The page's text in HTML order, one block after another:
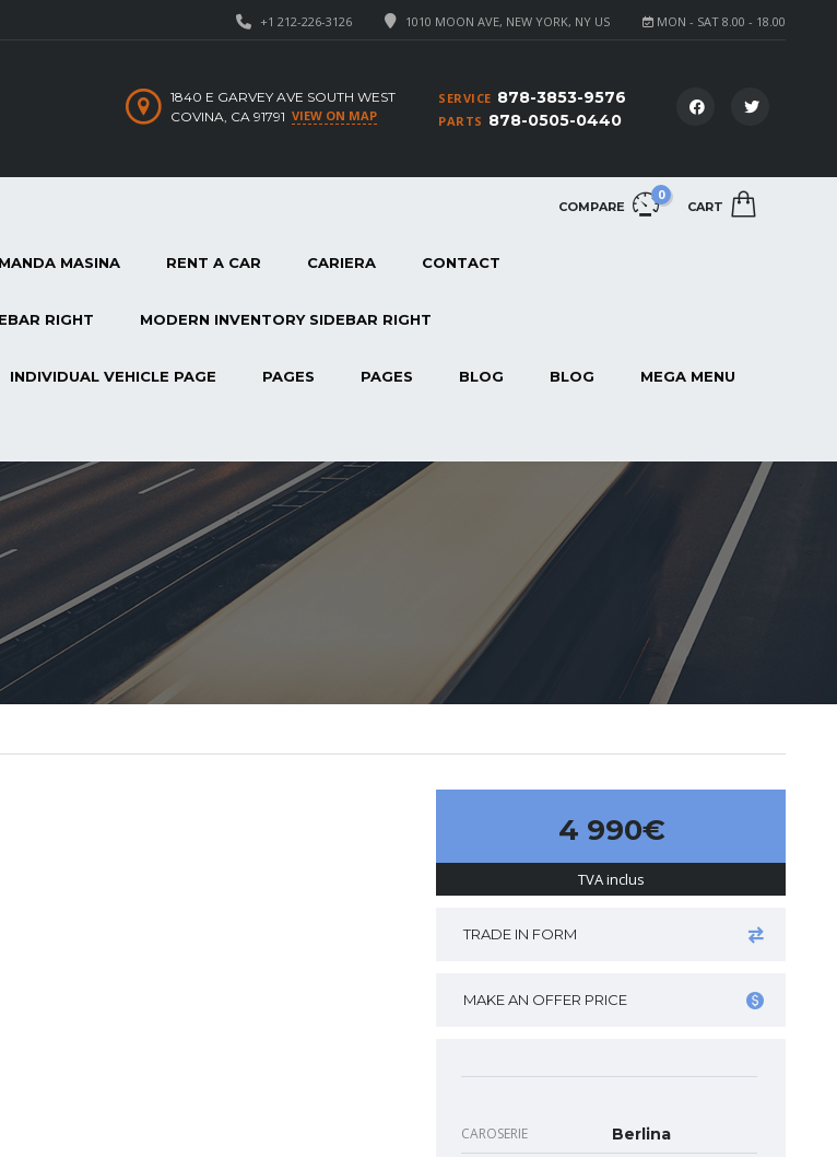
MON - SAT 8.00 - 18.00
1010 MOON AVE, NEW YORK, NY US
+1 212-226-3126
SERVICE 878-3853-9576
PARTS 878-0505-0440
1840 E GARVEY AVE SOUTH WEST
COVINA, CA 91791 VIEW ON MAP
COMPARE
0
CART
MASINA RENT A CAR CARIERA CONTACT
RIGHT MODERN INVENTORY SIDEBAR RIGHT
INDIVIDUAL VEHICLE PAGE PAGES PAGES BLOG BLOG MEGA MENU
4 990€
TVA inclus
TRADE IN FORM
MAKE AN OFFER PRICE
CAROSERIE Berlina